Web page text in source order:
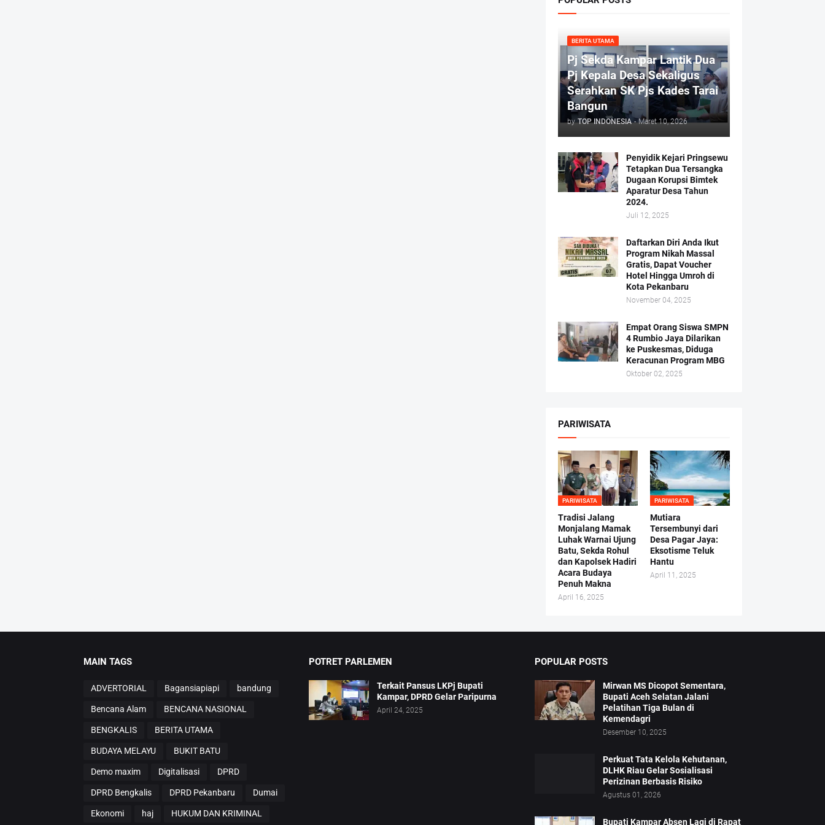
BERITA UTAMA
Pj Sekda Kampar Lantik Dua
Pj Kepala Desa Sekaligus
Serahkan SK Pjs Kades Tarai
Bangun
by TOP INDONESIA - Maret 10, 2026
Penyidik Kejari Pringsewu
Tetapkan Dua Tersangka
Dugaan Korupsi Bimtek
Aparatur Desa Tahun
2024.
Juli 12, 2025
Daftarkan Diri Anda Ikut
Program Nikah Massal
Gratis, Dapat Voucher
Hotel Hingga Umroh di
Kota Pekanbaru
November 04, 2025
Empat Orang Siswa SMPN
4 Rumbio Jaya Dilarikan
ke Puskesmas, Diduga
Keracunan Program MBG
Oktober 02, 2025
PARIWISATA
PARIWISATA
Tradisi Jalang
Monjalang Mamak
Luhak Warnai Ujung
Batu, Sekda Rohul
dan Kapolsek Hadiri
Acara Budaya
Penuh Makna
April 16, 2025
PARIWISATA
Mutiara
Tersembunyi dari
Desa Pagar Jaya:
Eksotisme Teluk
Hantu
April 11, 2025
MAIN TAGS
ADVERTORIAL Bagansiapiapi bandung
Bencana Alam BENCANA NASIONAL
BENGKALIS BERITA UTAMA
BUDAYA MELAYU BUKIT BATU
Demo maxim Digitalisasi DPRD
DPRD Bengkalis DPRD Pekanbaru Dumai
Ekonomi haj HUKUM DAN KRIMINAL
POTRET PARLEMEN
Terkait Pansus LKPj Bupati
Kampar, DPRD Gelar Paripurna
April 24, 2025
POPULAR POSTS
Mirwan MS Dicopot Sementara,
Bupati Aceh Selatan Jalani
Pelatihan Tiga Bulan di
Kemendagri
Desember 10, 2025
Perkuat Tata Kelola Kehutanan,
DLHK Riau Gelar Sosialisasi
Perizinan Berbasis Risiko
Agustus 01, 2026
Bupati Kampar Absen Lagi di Rapat